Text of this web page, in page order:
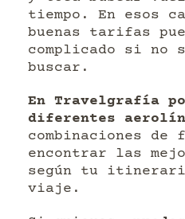
tiempo. En esos
buenas tarifas
complicado si no
buscar.
En Travelgrafía
diferentes
combinaciones de
encontrar las
según tu
viaje.